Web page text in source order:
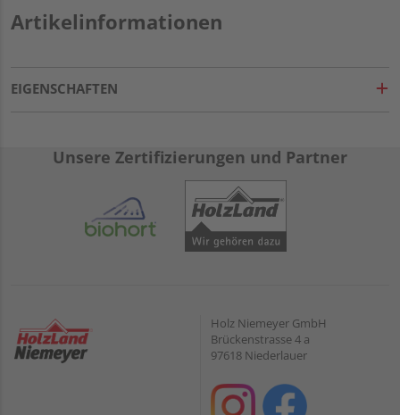
Artikelinformationen
EIGENSCHAFTEN
Unsere Zertifizierungen und Partner
Holz Niemeyer GmbH
Brückenstrasse 4 a
97618 Niederlauer